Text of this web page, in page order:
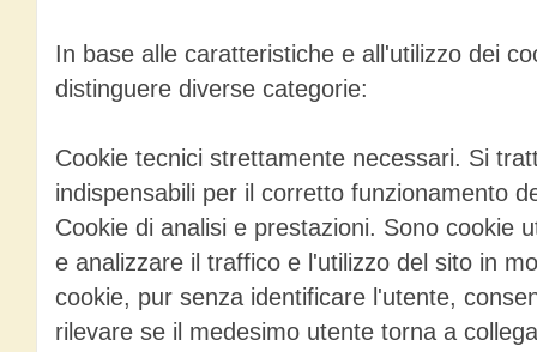
In base alle caratteristiche e all'utilizzo dei
distinguere diverse categorie:
Cookie tecnici strettamente necessari. Si
indispensabili per il corretto funzionamento
Cookie di analisi e prestazioni. Sono cookie
e analizzare il traffico e l'utilizzo del sito in
cookie, pur senza identificare l'utente,
rilevare se il medesimo utente torna a